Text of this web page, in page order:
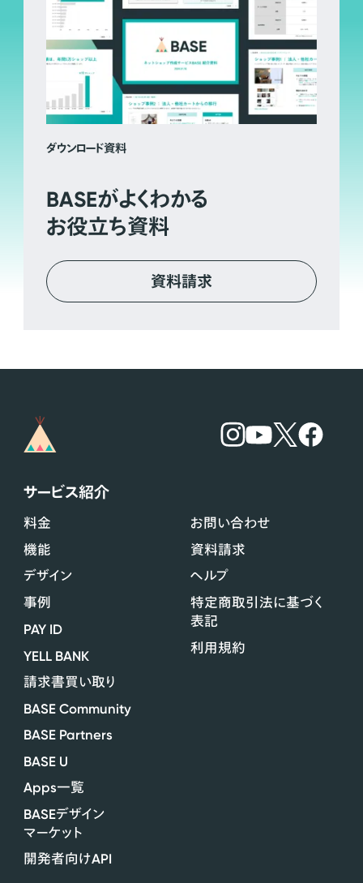
ダウンロード資料
BASEがよくわかる
お役立ち資料
資料請求
サービス紹介
料金
機能
デザイン
事例
PAY ID
YELL BANK
請求書買い取り
BASE Community
BASE Partners
BASE U
Apps一覧
BASEデザイン
マーケット
開発者向けAPI
お問い合わせ
資料請求
ヘルプ
特定商取引法に基づく
表記
利用規約